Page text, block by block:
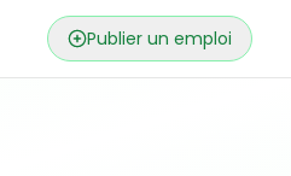
Publier un emploi